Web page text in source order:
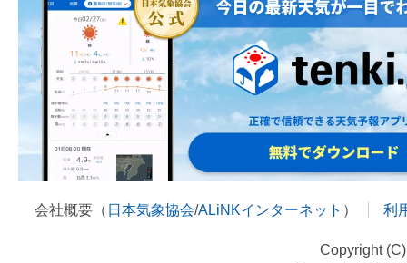
会社概要（ 日本気象協会/ALiNKインターネット ） 利
Copyright